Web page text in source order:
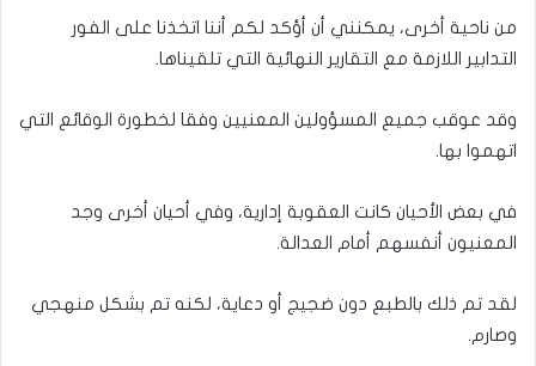
من ناحية أخرى، يمكنني أن أؤكد لكم أننا اتخذنا على الفور
التدابير اللازمة مع التقارير النهائية التي تلقيناها.
وقد عوقب جميع المسؤولين المعنيين وفقا لخطورة الوقائع التي
اتهموا بها.
في بعض الأحيان كانت العقوبة إدارية، وفي أحيان أخرى وجد
المعنيون أنفسهم أمام العدالة.
لقد تم ذلك بالطبع دون ضجيج أو دعاية، لكنه تم بشكل منهجي
وصارم.